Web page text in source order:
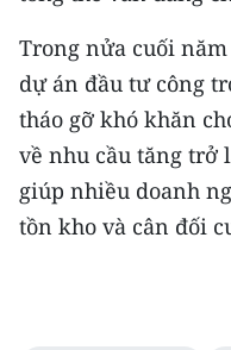
Trong nửa cuối
dự án đầu tư công
tháo gỡ khó khăn
về nhu cầu tăng trở
giúp nhiều doanh
tồn kho và cân đối